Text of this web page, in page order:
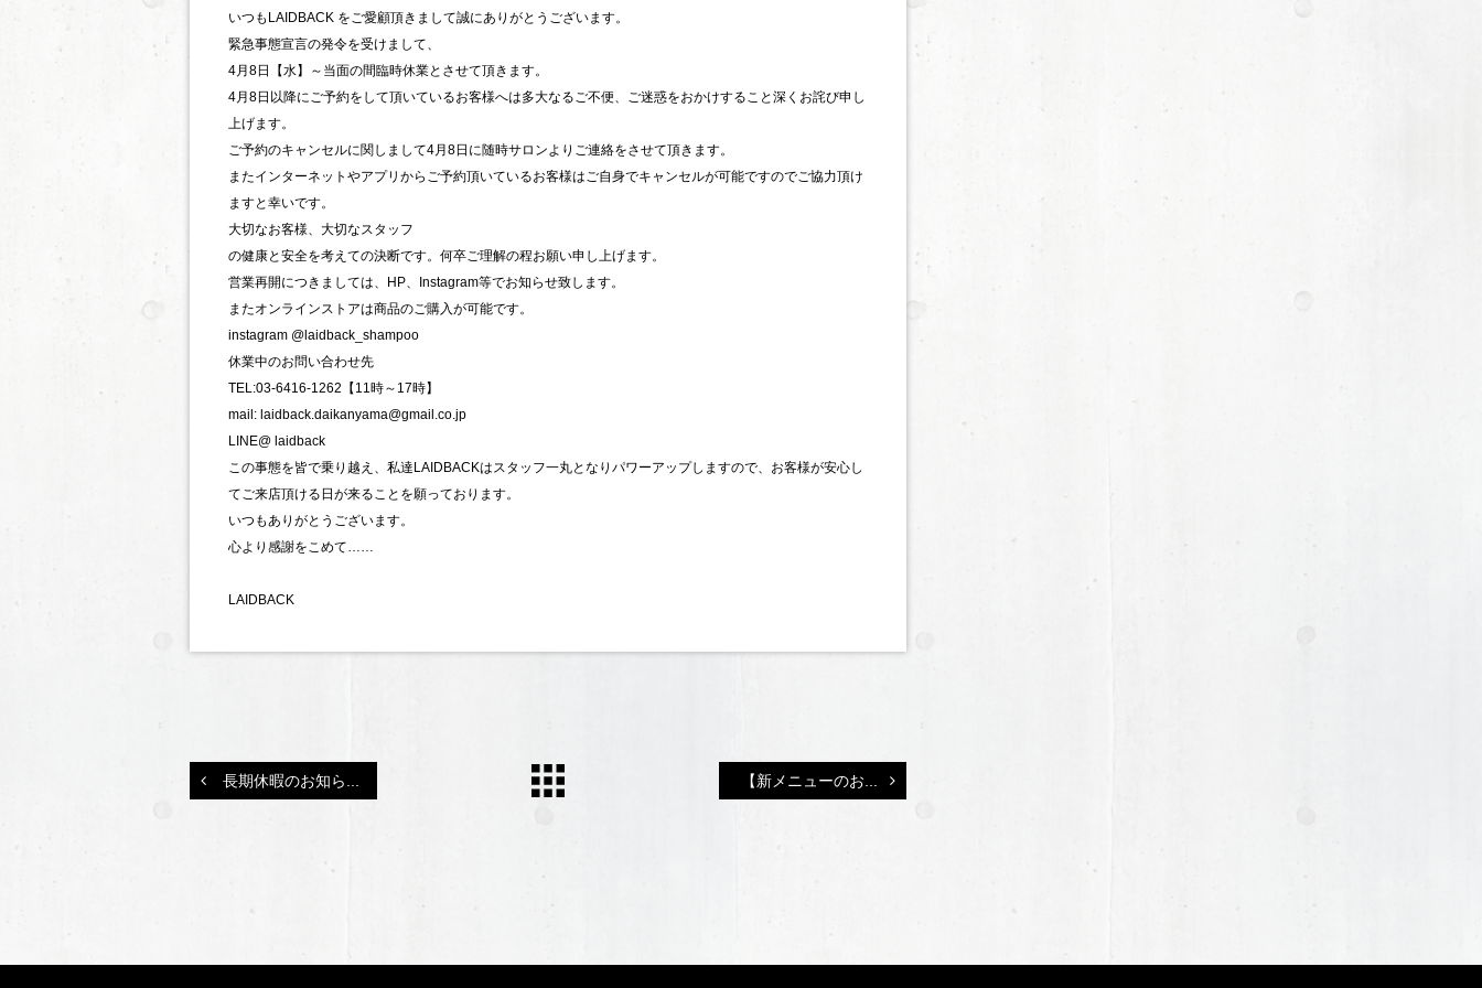
いつもLAIDBACK をご愛顧頂きまして誠にありがとうございます。
緊急事態宣言の発令を受けまして、
4月8日【水】～当面の間臨時休業とさせて頂きます。
4月8日以降にご予約をして頂いているお客様へは多大なるご不便、ご迷惑をおかけすること深くお詫び申し
上げます。
ご予約のキャンセルに関しまして4月8日に随時サロンよりご連絡をさせて頂きます。
またインターネットやアプリからご予約頂いているお客様はご自身でキャンセルが可能ですのでご協力頂け
ますと幸いです。
大切なお客様、大切なスタッフ
の健康と安全を考えての決断です。何卒ご理解の程お願い申し上げます。
営業再開につきましては、HP、Instagram等でお知らせ致します。
またオンラインストアは商品のご購入が可能です。
instagram @laidback_shampoo
休業中のお問い合わせ先
TEL:03-6416-1262【11時～17時】
mail: laidback.daikanyama@gmail.co.jp
LINE@ laidback
この事態を皆で乗り越え、私達LAIDBACKはスタッフ一丸となりパワーアップしますので、お客様が安心し
てご来店頂ける日が来ることを願っております。
いつもありがとうございます。
心より感謝をこめて……
LAIDBACK
長期休暇のお知ら... 【新メニューのお...